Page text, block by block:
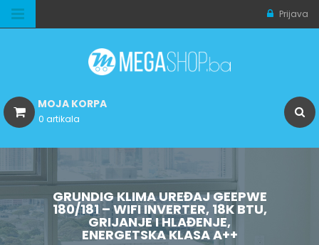
Prijava
MOJA KORPA
0 artikala
GRUNDIG KLIMA UREĐAJ GEEPWE
180/181 – WIFI INVERTER, 18K BTU,
GRIJANJE I HLAĐENJE,
ENERGETSKA KLASA A++